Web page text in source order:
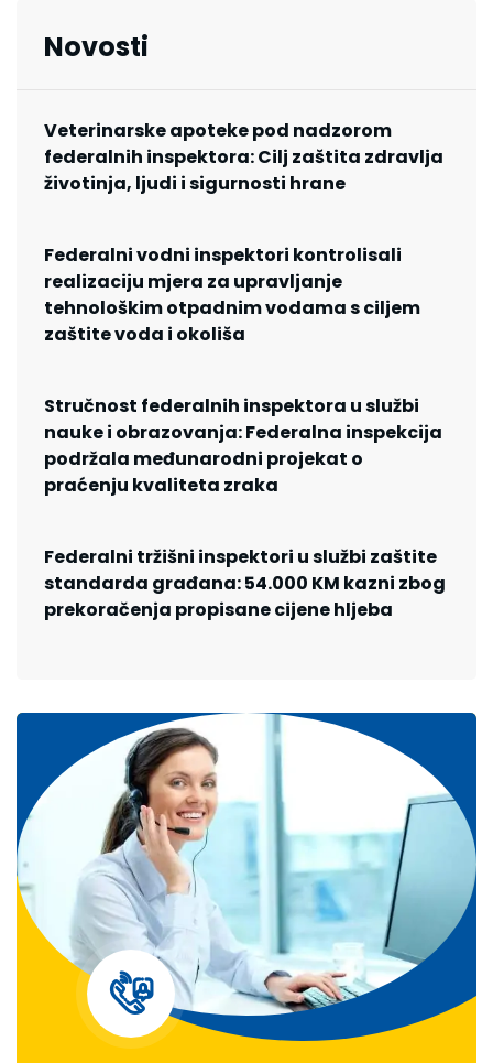
Novosti
Veterinarske apoteke pod nadzorom
federalnih inspektora: Cilj zaštita zdravlja
životinja, ljudi i sigurnosti hrane
Federalni vodni inspektori kontrolisali
realizaciju mjera za upravljanje
tehnološkim otpadnim vodama s ciljem
zaštite voda i okoliša
Stručnost federalnih inspektora u službi
nauke i obrazovanja: Federalna inspekcija
podržala međunarodni projekat o
praćenju kvaliteta zraka
Federalni tržišni inspektori u službi zaštite
standarda građana: 54.000 KM kazni zbog
prekoračenja propisane cijene hljeba